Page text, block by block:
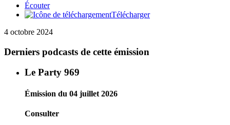
Écouter
Télécharger
4 octobre 2024
Derniers podcasts de cette émission
Le Party 969
Émission du 04 juillet 2026
Consulter